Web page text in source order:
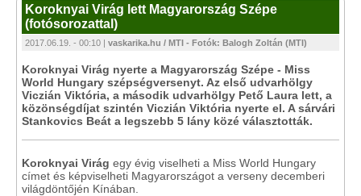
Koroknyai Virág lett Magyarország Szépe
(fotósorozattal)
2017.06.19. - 00:10 | vaskarika.hu / MTI - Fotók: Balogh Zoltán (MTI)
Koroknyai Virág nyerte a Magyarország Szépe - Miss
World Hungary szépségversenyt. Az első udvarhölgy
Viczián Viktória, a második udvarhölgy Pető Laura lett, a
közönségdíjat szintén Viczián Viktória nyerte el. A sárvári
Stankovics Beát a legszebb 5 lány közé választották.
Koroknyai Virág egy évig viselheti a Miss World Hungary
címet és képviselheti Magyarországot a verseny decemberi
világdöntőjén Kínában.